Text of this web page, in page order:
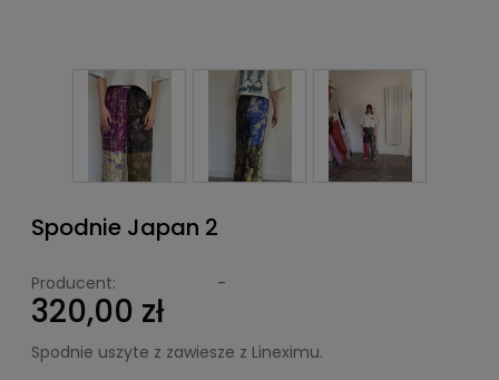
Spodnie Japan 2
Producent: -
320,00 zł
Spodnie uszyte z zawiesze z Lineximu.